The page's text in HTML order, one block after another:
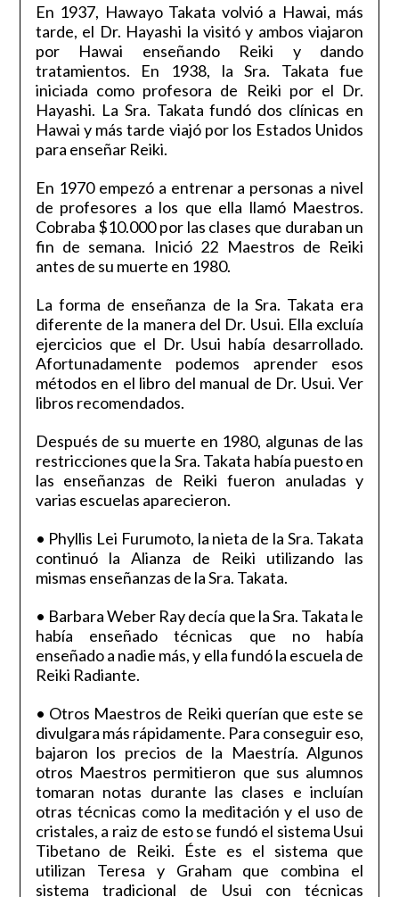
En 1937, Hawayo Takata volvió a Hawai, más
tarde, el Dr. Hayashi la visitó y ambos viajaron
por Hawai enseñando Reiki y dando
tratamientos. En 1938, la Sra. Takata fue
iniciada como profesora de Reiki por el Dr.
Hayashi. La Sra. Takata fundó dos clínicas en
Hawai y más tarde viajó por los Estados Unidos
para enseñar Reiki.
En 1970 empezó a entrenar a personas a nivel
de profesores a los que ella llamó Maestros.
Cobraba $10.000 por las clases que duraban un
fin de semana. Inició 22 Maestros de Reiki
antes de su muerte en 1980.
La forma de enseñanza de la Sra. Takata era
diferente de la manera del Dr. Usui. Ella excluía
ejercicios que el Dr. Usui había desarrollado.
Afortunadamente podemos aprender esos
métodos en el libro del manual de Dr. Usui. Ver
libros recomendados.
Después de su muerte en 1980, algunas de las
restricciones que la Sra. Takata había puesto en
las enseñanzas de Reiki fueron anuladas y
varias escuelas aparecieron.
• Phyllis Lei Furumoto, la nieta de la Sra. Takata
continuó la Alianza de Reiki utilizando las
mismas enseñanzas de la Sra. Takata.
• Barbara Weber Ray decía que la Sra. Takata le
había enseñado técnicas que no había
enseñado a nadie más, y ella fundó la escuela de
Reiki Radiante.
• Otros Maestros de Reiki querían que este se
divulgara más rápidamente. Para conseguir eso,
bajaron los precios de la Maestría. Algunos
otros Maestros permitieron que sus alumnos
tomaran notas durante las clases e incluían
otras técnicas como la meditación y el uso de
cristales, a raiz de esto se fundó el sistema Usui
Tibetano de Reiki. Éste es el sistema que
utilizan Teresa y Graham que combina el
sistema tradicional de Usui con técnicas